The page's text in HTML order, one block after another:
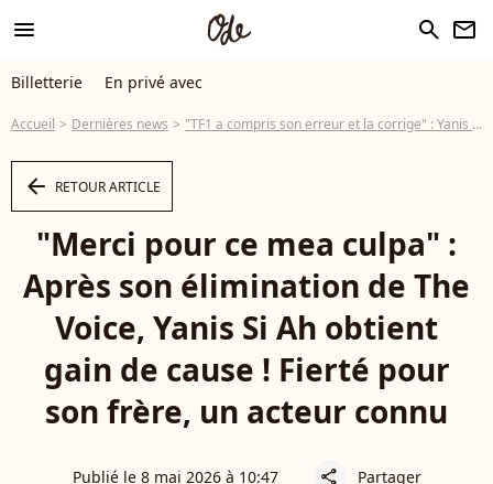
menu search newsletter
Billetterie En privé avec
Accueil Dernières news "TF1 a compris son erreur et la corrige" : Yanis Si Ah (The Voice), dont le frère est un acteur célèbre, obtient finalement gain de cause
arrow_left RETOUR ARTICLE
"Merci pour ce mea culpa" :
Après son élimination de The
Voice, Yanis Si Ah obtient
gain de cause ! Fierté pour
son frère, un acteur connu
Publié le 8 mai 2026 à 10:47 share Partager